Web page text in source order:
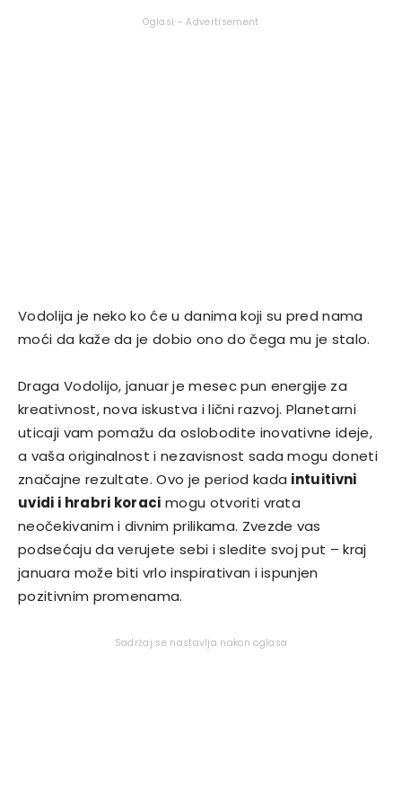
Oglasi - Advertisement
Vodolija je neko ko će u danima koji su pred nama
moći da kaže da je dobio ono do čega mu je stalo.
Draga Vodolijo, januar je mesec pun energije za
kreativnost, nova iskustva i lični razvoj. Planetarni
uticaji vam pomažu da oslobodite inovativne ideje,
a vaša originalnost i nezavisnost sada mogu doneti
značajne rezultate. Ovo je period kada intuitivni
uvidi i hrabri koraci mogu otvoriti vrata
neočekivanim i divnim prilikama. Zvezde vas
podsećaju da verujete sebi i sledite svoj put – kraj
januara može biti vrlo inspirativan i ispunjen
pozitivnim promenama.
Sadržaj se nastavlja nakon oglasa